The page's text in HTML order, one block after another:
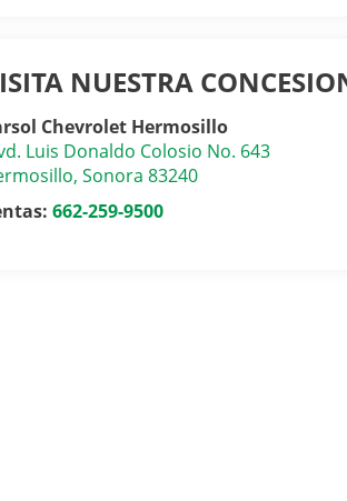
NUESTRA
Chevrolet Hermosillo
Luis Donaldo Colosio No. 643
,Sonora 83240
662-259-9500